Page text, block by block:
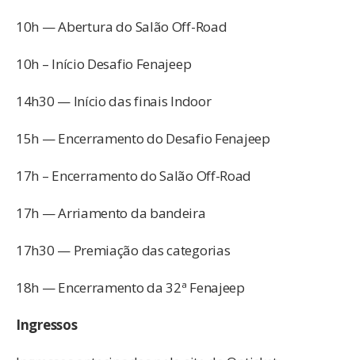
10h — Abertura do Salão Off-Road
10h – Início Desafio Fenajeep
14h30 — Início das finais Indoor
15h — Encerramento do Desafio Fenajeep
17h – Encerramento do Salão Off-Road
17h — Arriamento da bandeira
17h30 — Premiação das categorias
18h — Encerramento da 32ª Fenajeep
Ingressos